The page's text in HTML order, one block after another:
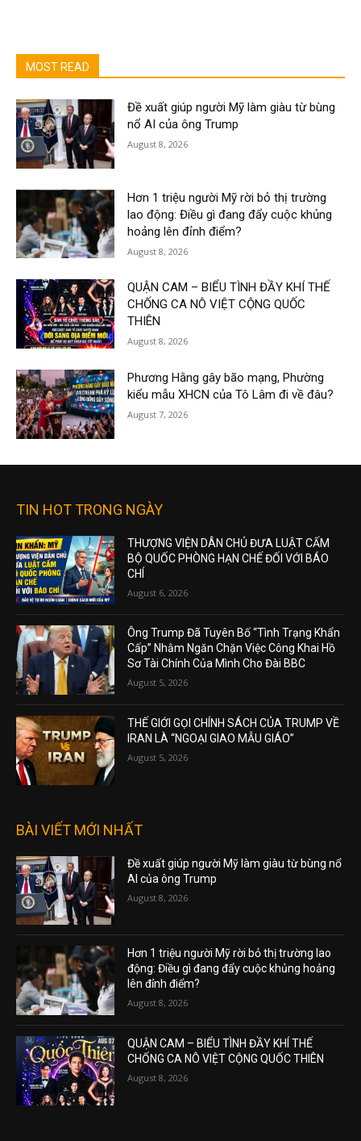
MOST READ
Đề xuất giúp người Mỹ làm giàu từ bùng
nổ AI của ông Trump
August 8, 2026
Hơn 1 triệu người Mỹ rời bỏ thị trường
lao động: Điều gì đang đẩy cuộc khủng
hoảng lên đỉnh điểm?
August 8, 2026
QUẬN CAM – BIỂU TÌNH ĐẦY KHÍ THẾ
CHỐNG CA NÔ VIỆT CỘNG QUỐC
THIÊN
August 8, 2026
Phương Hằng gây bão mạng, Phường
kiểu mẫu XHCN của Tô Lâm đi về đâu?
August 7, 2026
TIN HOT TRONG NGÀY
THƯỢNG VIỆN DÂN CHỦ ĐƯA LUẬT CẤM
BỘ QUỐC PHÒNG HẠN CHẾ ĐỐI VỚI BÁO
CHÍ
August 6, 2026
Ông Trump Đã Tuyên Bố “Tình Trạng Khẩn
Cấp” Nhằm Ngăn Chặn Việc Công Khai Hồ
Sơ Tài Chính Của Mình Cho Đài BBC
August 5, 2026
THẾ GIỚI GỌI CHÍNH SÁCH CỦA TRUMP VỀ
IRAN LÀ “NGOẠI GIAO MẪU GIÁO”
August 5, 2026
BÀI VIẾT MỚI NHẤT
Đề xuất giúp người Mỹ làm giàu từ bùng nổ
AI của ông Trump
August 8, 2026
Hơn 1 triệu người Mỹ rời bỏ thị trường lao
động: Điều gì đang đẩy cuộc khủng hoảng
lên đỉnh điểm?
August 8, 2026
QUẬN CAM – BIỂU TÌNH ĐẦY KHÍ THẾ
CHỐNG CA NÔ VIỆT CỘNG QUỐC THIÊN
August 8, 2026